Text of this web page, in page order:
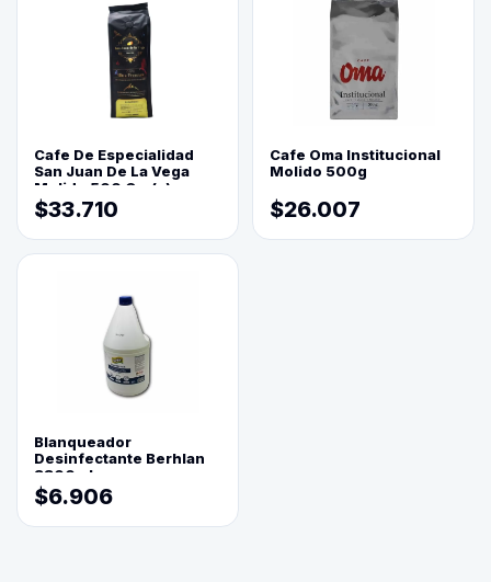
Cafe De Especialidad
San Juan De La Vega
Molido 500 Grs(=)
$33.710
Cafe Oma Institucional
Molido 500g
$26.007
Blanqueador
Desinfectante Berhlan
3800ml
$6.906